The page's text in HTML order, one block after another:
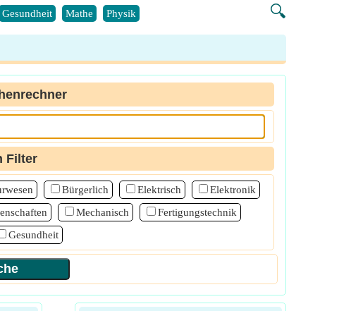
🔍
Gesundheit Mathe Physik
Filter
Bürgerlich Elektrisch
Elektronik
Mechanisch
Fertigungstechnik
Gesundheit